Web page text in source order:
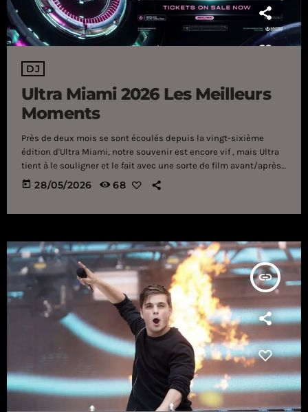
DJ
Ultra Miami 2026 Les Meilleurs
Moments
Près de deux mois se sont écoulés depuis la vingt-sixième
édition d'Ultra Miami, notre souvenir est encore vif , mais Ultra
tient à le souligner et le fait avec une sorte de film avant/après.
En attendant le récapitulatif tant attendu de la dernière édition,
qui, comme d'habitude, devrait arriver après l'été, Ultra Music
today 28/05/2026 68
insert_link